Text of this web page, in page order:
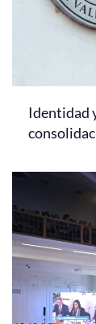
Identidad